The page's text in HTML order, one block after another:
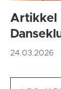
Artikkel
24.03.2026